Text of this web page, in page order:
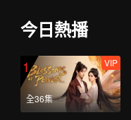
今日熱播
1
全36集
VIP